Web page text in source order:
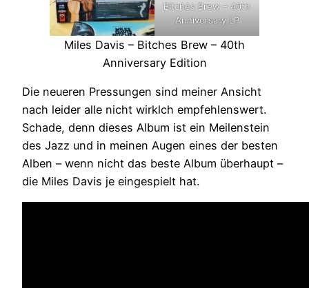
Bitches Brew – 40th
Anniversary LP
Miles Davis – Bitches Brew – 40th
Anniversary Edition
Die neueren Pressungen sind meiner Ansicht
nach leider alle nicht wirklch empfehlenswert.
Schade, denn dieses Album ist ein Meilenstein
des Jazz und in meinen Augen eines der besten
Alben – wenn nicht das beste Album überhaupt –
die Miles Davis je eingespielt hat.